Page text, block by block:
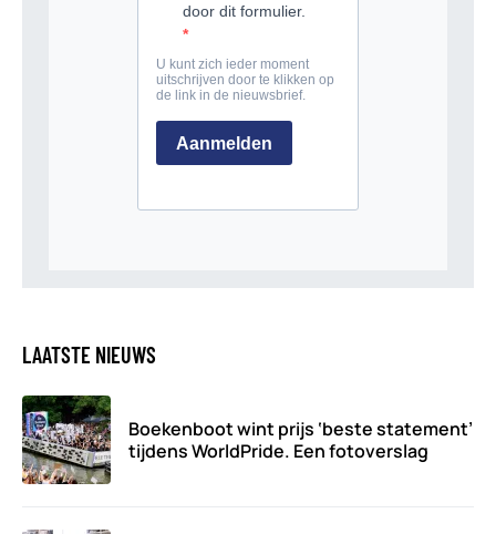
LAATSTE NIEUWS
Boekenboot wint prijs ‘beste statement’
tijdens WorldPride. Een fotoverslag